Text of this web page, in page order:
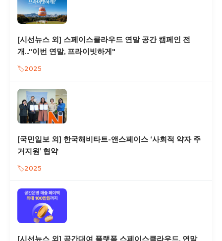
[시선뉴스 외] 스페이스클라우드 연말 공간 캠페인 전
개..."이번 연말, 프라이빗하게"
2025
[국민일보 외] 한국해비타트-앤스페이스 ‘사회적 약자 주
거지원’ 협약
2025
[시선뉴스 외] 공간대여 플랫폼 스페이스클라우드, 연말